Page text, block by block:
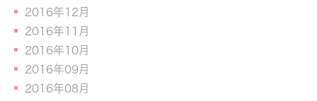
2016年12月
2016年11月
2016年10月
2016年09月
2016年08月